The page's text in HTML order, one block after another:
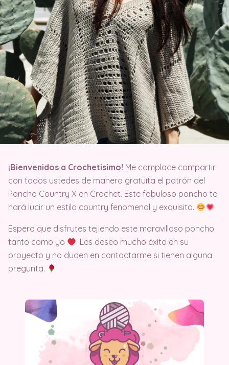
¡Bienvenidos a Crochetisimo! Me complace compartir
con todos ustedes de manera gratuita el patrón del
Poncho Country X en Crochet. Este fabuloso poncho te
hará lucir un estilo country fenomenal y exquisito.
Espero que disfrutes tejiendo este maravilloso poncho
tanto como yo
. Les deseo mucho éxito en su
proyecto y no duden en contactarme si tienen alguna
pregunta.